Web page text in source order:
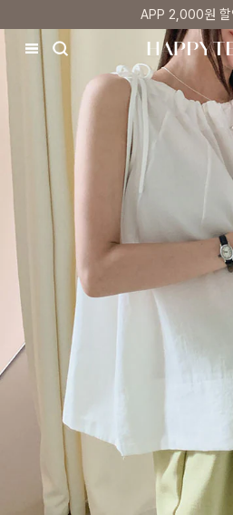
매주 리뷰어 최대 1